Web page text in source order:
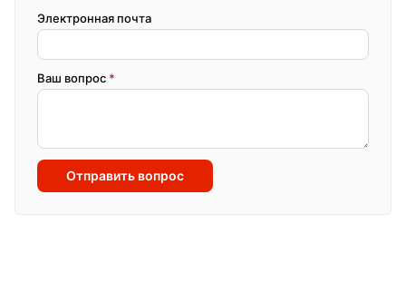
Электронная почта
Ваш вопрос *
Отправить вопрос